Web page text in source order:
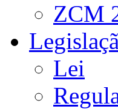
ZCM
Lei